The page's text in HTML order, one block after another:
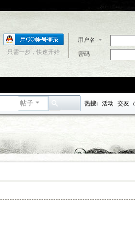
用户名
密码
只需一步，快速开始
帖子
搜
热搜: 活动 交友